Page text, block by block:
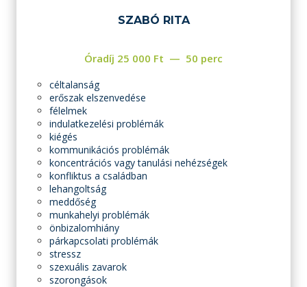
SZABÓ RITA
Óradíj 25 000 Ft 50 perc
céltalanság
erőszak elszenvedése
félelmek
indulatkezelési problémák
kiégés
kommunikációs problémák
koncentrációs vagy tanulási nehézségek
konfliktus a családban
lehangoltság
meddőség
munkahelyi problémák
önbizalomhiány
párkapcsolati problémák
stressz
szexuális zavarok
szorongások